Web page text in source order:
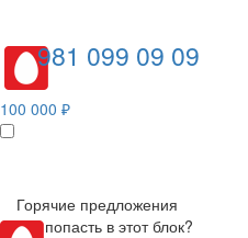
981 099 09 09
100 000 ₽
Горячие предложения
Как попасть в этот блок?